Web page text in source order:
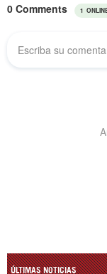
ÚLTIMAS NOTICIAS